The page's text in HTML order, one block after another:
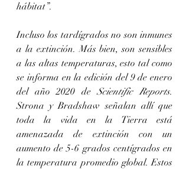
hábitat”.
Incluso los tardígrados no son inmunes
a la extinción. Más bien, son sensibles
a las altas temperaturas, esto tal como
se informa en la edición del 9 de enero
del año 2020 de Scientific Reports.
Strona y Bradshaw señalan allí que
toda la vida en la Tierra está
amenazada de extinción con un
aumento de 5-6 grados centígrados en
la temperatura promedio global. Estos